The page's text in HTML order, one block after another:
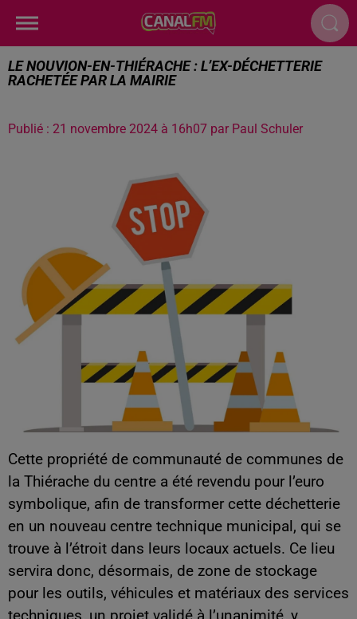
LE NOUVION-EN-THIÉRACHE : L’EX-DÉCHETTERIE
RACHETÉE PAR LA MAIRIE
Publié : 21 novembre 2024 à 16h07 par Paul Schuler
Cette propriété de communauté de communes de
la Thiérache du centre a été revendu pour l’euro
symbolique, afin de transformer cette déchetterie
en un nouveau centre technique municipal, qui se
trouve à l’étroit dans leurs locaux actuels. Ce lieu
servira donc, désormais, de zone de stockage
pour les outils, véhicules et matériaux des services